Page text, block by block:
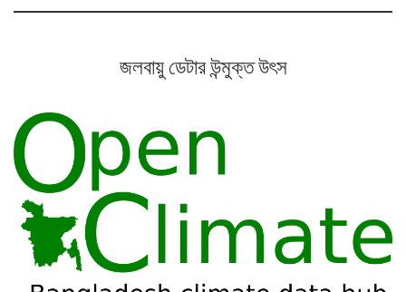
জলবায়ু ডেটার উন্মুক্ত উৎস